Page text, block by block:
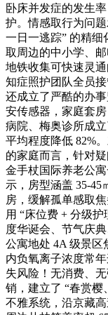
卧床并发症的发生
护。情感取行为问
一日一逃踪” 的精
取周边的中小学、
地铁收集可快速灵
知症照护团队全员
还成立了严酷的办
安传感器，家庭套房
病院、梅奥诊所成
平均程度降低 82%
的家庭而言，针对
金手杖国际养老公
示，房型涵盖 35-45
房，缓解孤单感取
用 “床位费 + 分级
度华诞会、节气庆
公寓地处 4A 级景区
内负氧离子浓度常年
失风险！无消费、
销，建立了 “春赏樱
不雅系统，沿京藏